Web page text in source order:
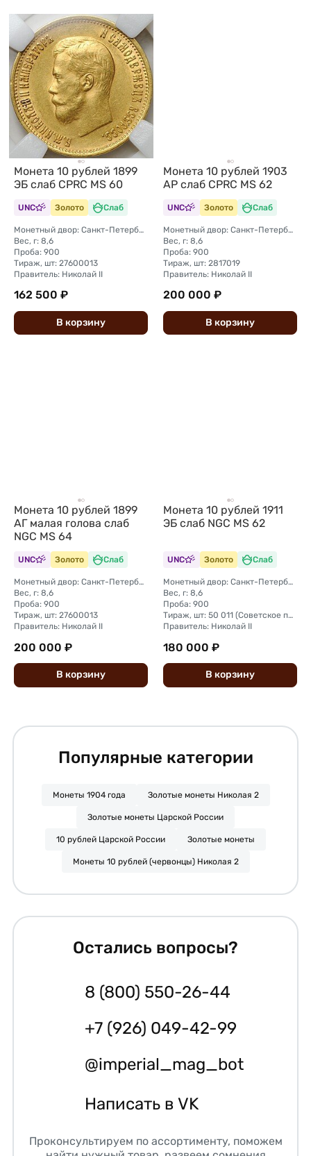
Монета 10 рублей 1899
ЭБ слаб CPRC MS 60
UNC Золото Слаб
Монетный двор: Санкт-Петербургский монетный двор
Вес, г: 8,6
Проба: 900
Тираж, шт: 27600013
Правитель: Николай II
162 500 ₽
В корзину
Монета 10 рублей 1903
АР слаб CPRC MS 62
UNC Золото Слаб
Монетный двор: Санкт-Петербургский монетный двор
Вес, г: 8,6
Проба: 900
Тираж, шт: 2817019
Правитель: Николай II
200 000 ₽
В корзину
Монета 10 рублей 1899
АГ малая голова слаб
NGC MS 64
UNC Золото Слаб
Монетный двор: Санкт-Петербургский монетный двор
Вес, г: 8,6
Проба: 900
Тираж, шт: 27600013
Правитель: Николай II
200 000 ₽
В корзину
Монета 10 рублей 1911
ЭБ слаб NGC MS 62
UNC Золото Слаб
Монетный двор: Санкт-Петербургский монетный двор
Вес, г: 8,6
Проба: 900
Тираж, шт: 50 011 (Советское правительство с декабря 1925 г. по март 1926 г. отчеканило 2 011 000 10-ти рублевого достоинства царского образца, предположительно штемпелями 1911 г.)
Правитель: Николай II
180 000 ₽
В корзину
Популярные категории
Монеты 1904 года Золотые монеты Николая 2
Золотые монеты Царской России
10 рублей Царской России Золотые монеты
Монеты 10 рублей (червонцы) Николая 2
Остались вопросы?
8 (800) 550-26-44
+7 (926) 049-42-99
@imperial_mag_bot
Написать в VK
Проконсультируем по ассортименту, поможем